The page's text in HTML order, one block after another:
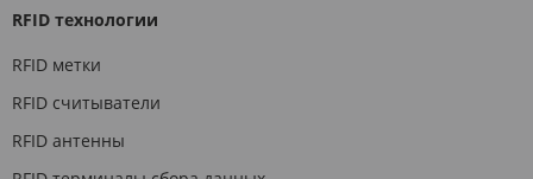
RFID технологии
RFID метки
RFID считыватели
RFID антенны